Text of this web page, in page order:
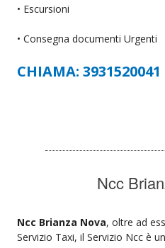
• Escursioni
• Consegna documenti Urgenti
CHIAMA: 3931520041
Ncc
Ncc Brianza Nova, oltre ad
Servizio Taxi, il Servizio Ncc è